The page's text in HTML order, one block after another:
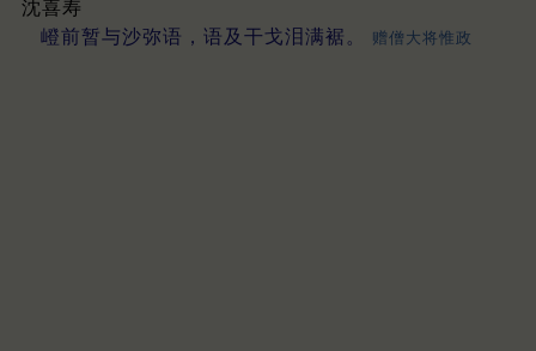
沈喜寿
嶝前暂与沙弥语，语及干戈泪满裾。
赠僧大将惟政